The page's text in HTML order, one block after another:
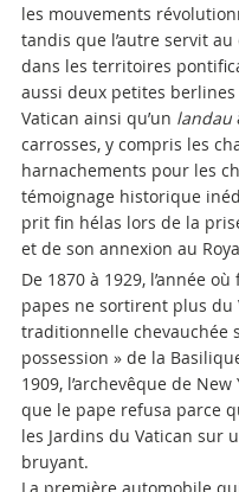
les mouvements
tandis que l’autre servit
dans les territoires
aussi deux petites
Vatican ainsi qu’un landau
carrosses, y compris les
harnachements pour les
témoignage historique
prit fin hélas lors de la
et de son annexion au
De 1870 à 1929, l’année
papes ne sortirent plus
traditionnelle chevauchée
possession » de la
1909, l’archevêque de
que le pape refusa parce
les Jardins du Vatican sur
bruyant.